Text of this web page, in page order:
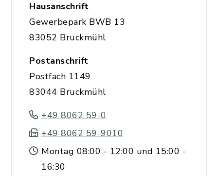
Hausanschrift
Gewerbepark BWB 13
83052 Bruckmühl
Postanschrift
Postfach 1149
83044 Bruckmühl
+49 8062 59-0
+49 8062 59-9010
Montag 08:00 - 12:00 und 15:00 -
16:30